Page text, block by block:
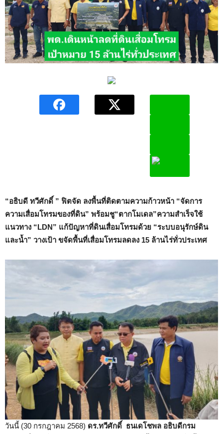
“อธิบดี ทวีศักดิ์ ” ฟิตจัด ลงพื้นที่ติดตามความก้าวหน้า “จัดการ
ความเสื่อมโทรมของที่ดิน” พร้อมชู“ตากโมเดล”ความสำเร็จใช้
แนวทาง “LDN” แก้ปัญหาที่ดินเสื่อมโทรมด้วย “ระบบอนุรักษ์ดิน
และน้ำ” วางเป้า ขจัดพื้นที่เสื่อมโทรมลดลง 15 ล้านไร่ทั่วประเทศ
​วันนี้ (30 กรกฎาคม 2568) ดร.ทวีศักดิ์ ธนเดโชพล อธิบดีกรม